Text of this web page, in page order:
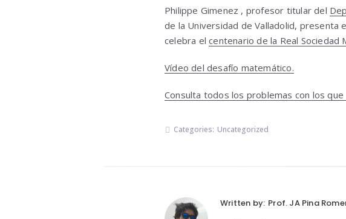
Philippe Gimenez , profesor titular del
de la Universidad de Valladolid, presenta
celebra elcentenario de la Real Sociedad
Vídeo del desafío matemático.
Consulta todos los problemas con los
Categories: Uncategorized
Written by: Prof. JA Pina